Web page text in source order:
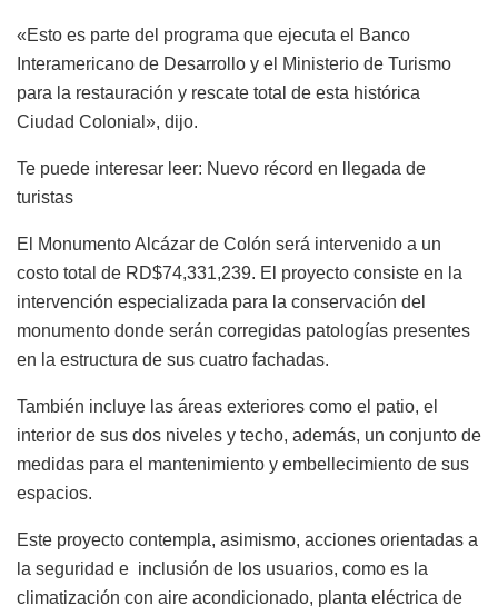
«Esto es parte del programa que ejecuta el Banco
Interamericano de Desarrollo y el Ministerio de Turismo
para la restauración y rescate total de esta histórica
Ciudad Colonial», dijo.
Te puede interesar leer: Nuevo récord en llegada de
turistas
El Monumento Alcázar de Colón será intervenido a un
costo total de RD$74,331,239. El proyecto consiste en la
intervención especializada para la conservación del
monumento donde serán corregidas patologías presentes
en la estructura de sus cuatro fachadas.
También incluye las áreas exteriores como el patio, el
interior de sus dos niveles y techo, además, un conjunto de
medidas para el mantenimiento y embellecimiento de sus
espacios.
Este proyecto contempla, asimismo, acciones orientadas a
la seguridad e inclusión de los usuarios, como es la
climatización con aire acondicionado, planta eléctrica de